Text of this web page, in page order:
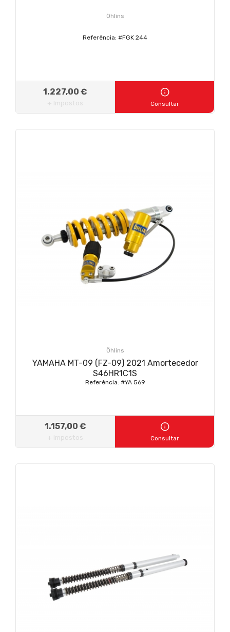
Öhlins
Referência: #FGK 244
1.227,00 €
+ Impostos Consultar
Öhlins
YAMAHA MT-09 (FZ-09) 2021 Amortecedor
S46HR1C1S
Referência: #YA 569
1.157,00 €
+ Impostos Consultar